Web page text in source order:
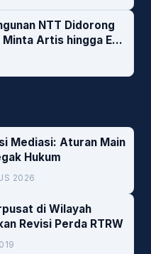
NTT Didorong
Minta Artis hingga EO
Mediasi: Aturan Main
Hukum
2026
di Wilayah
Revisi Perda RTRW